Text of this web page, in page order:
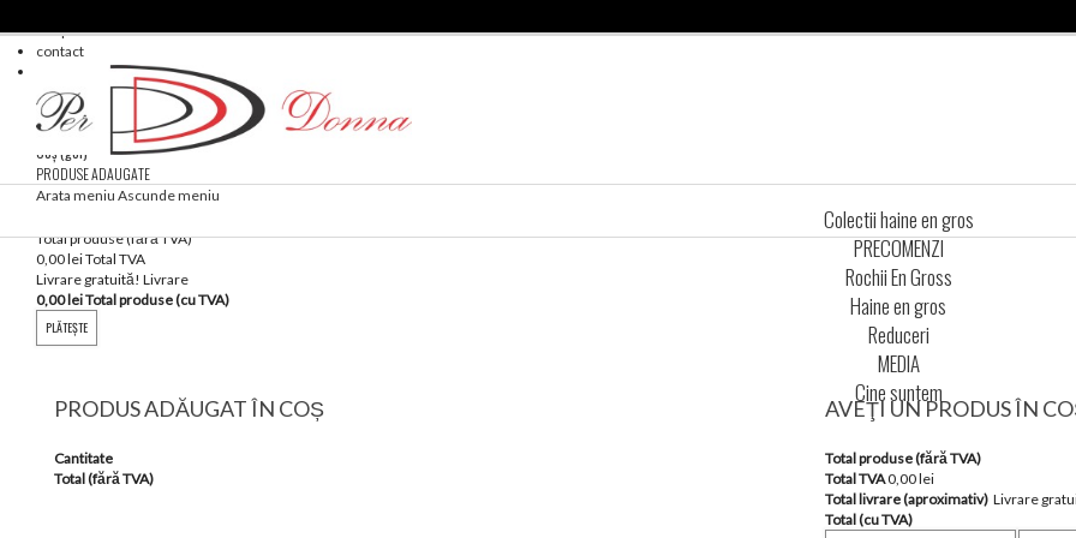
Despre noi
contact
Coş(gol)
PRODUSE ADAUGATE
Nici un produs
Total produse (fără TVA)
0,00 leiTotal TVA
Livrare gratuită! Livrare
0,00 leiTotal produse (cu TVA)
PLĂTEŞTE
PRODUS ADĂUGAT ÎN COȘ
Cantitate
Total (fără TVA)
AVEŢI UN PRODUS ÎN
Total produse (fără TVA)
Total TVA0,00 lei
Total livrare (aproximativ) Livrare
Total (cu TVA)
Arata meniu Ascunde meniu
Colectii haine en gros
PRECOMENZI
Rochii En Gross
Haine en gros
Reduceri
MEDIA
Cine suntem